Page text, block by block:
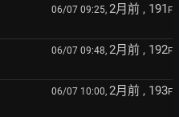
06/07 09:25, 2月前 , 191 F
06/07 09:48, 2月前 , 192F
06/07 10:00, 2月前 , 193F